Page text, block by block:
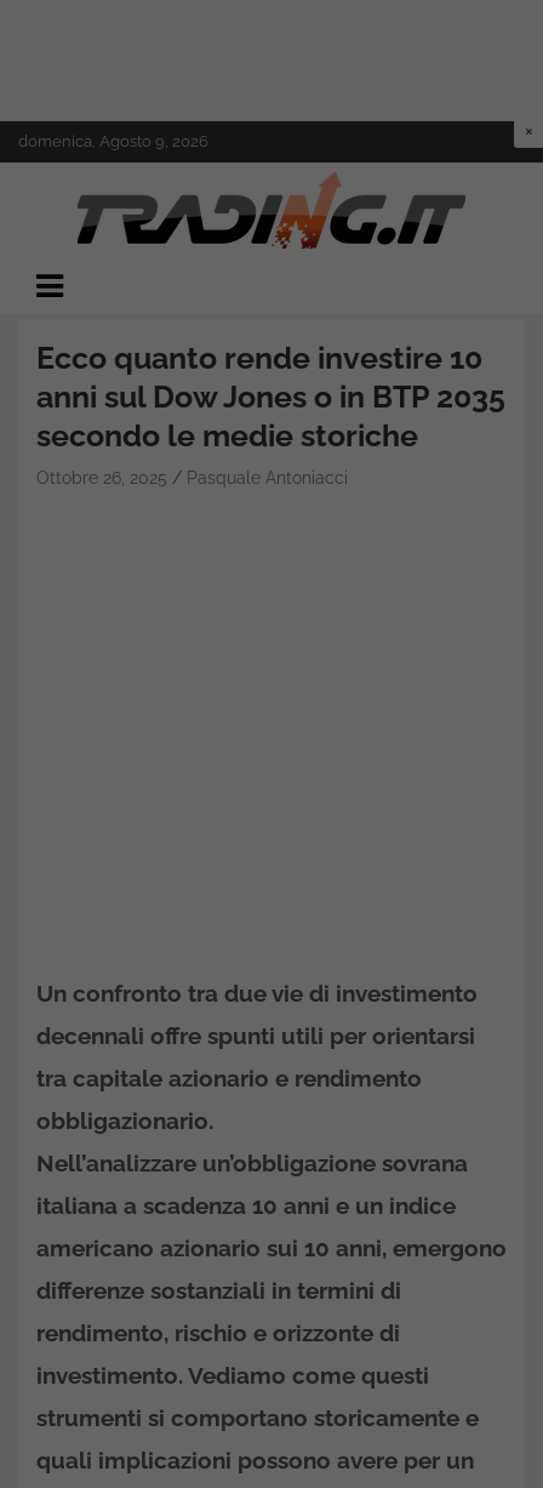
Skip
to
domenica, Agosto 9, 2026
Trading.it
Ecco quanto rende investire 10
anni sul Dow Jones o in BTP 2035
secondo le medie storiche
Ottobre 26, 2025 Pasquale Antoniacci
Un confronto tra due vie di investimento
decennali offre spunti utili per orientarsi
tra capitale azionario e rendimento
obbligazionario.
Nell’analizzare un’obbligazione sovrana
italiana a scadenza 10 anni e un indice
americano azionario sui 10 anni, emergono
differenze sostanziali in termini di
rendimento, rischio e orizzonte di
investimento. Vediamo come questi
strumenti si comportano storicamente e
quali implicazioni possono avere per un